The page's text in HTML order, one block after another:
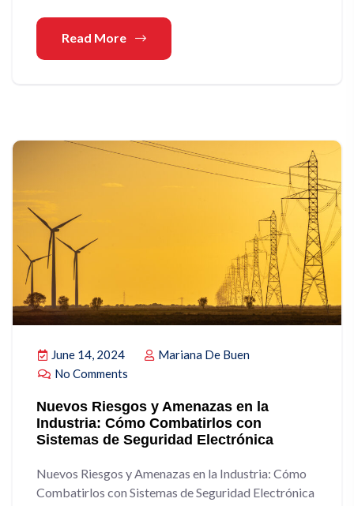
Read More
June 14, 2024
Mariana De Buen
No Comments
Nuevos Riesgos y Amenazas en la
Industria: Cómo Combatirlos con
Sistemas de Seguridad Electrónica
Nuevos Riesgos y Amenazas en la Industria: Cómo
Combatirlos con Sistemas de Seguridad Electrónica